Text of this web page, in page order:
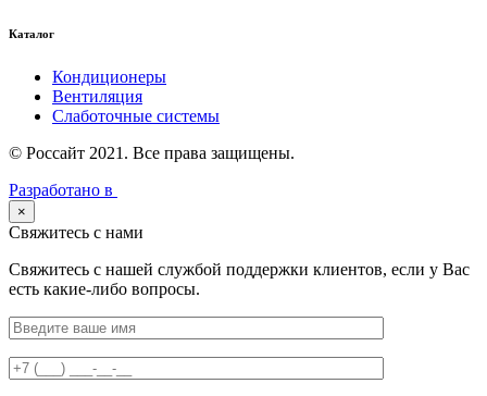
Каталог
Кондиционеры
Вентиляция
Слаботочные системы
© Россайт 2021. Все права защищены.
Разработано в
×
Свяжитесь с нами
Свяжитесь с нашей службой поддержки клиентов, если у Вас
есть какие-либо вопросы.